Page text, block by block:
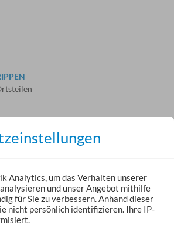
Analytics, um das Verhalten unserer
und unser Angebot mithilfe
für Sie zu verbessern. Anhand dieser
nicht persönlich identifizieren. Ihre IP-